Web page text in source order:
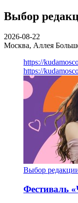
Выбор
2026-08-22
Москва, Аллея
https://
https://
Выбор
Фестиваль